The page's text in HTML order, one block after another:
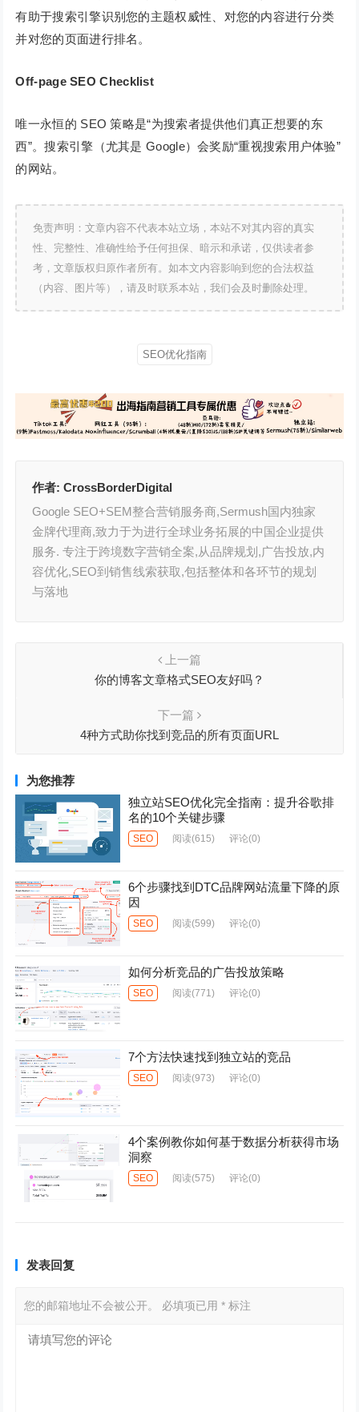
有助于搜索引擎识别您的主题权威性、对您的内容进行分类
并对您的页面进行排名。
Off-page SEO Checklist
唯一永恒的 SEO 策略是“为搜索者提供他们真正想要的东
西”。搜索引擎（尤其是 Google）会奖励“重视搜索用户体验”
的网站。
免责声明：文章内容不代表本站立场，本站不对其内容的真实
性、完整性、准确性给予任何担保、暗示和承诺，仅供读者参
考，文章版权归原作者所有。如本文内容影响到您的合法权益
（内容、图片等），请及时联系本站，我们会及时删除处理。
SEO优化指南
作者:CrossBorderDigital
Google SEO+SEM整合营销服务商,Sermush国内独家
金牌代理商,致力于为进行全球业务拓展的中国企业提供
服务. 专注于跨境数字营销全案,从品牌规划,广告投放,内
容优化,SEO到销售线索获取,包括整体和各环节的规划
与落地
上一篇
你的博客文章格式SEO友好吗？
下一篇
4种方式助你找到竞品的所有页面URL
为您推荐
独立站SEO优化完全指南：提升谷歌排
名的10个关键步骤
SEO 阅读(615) 评论(0)
6个步骤找到DTC品牌网站流量下降的原
因
SEO 阅读(599) 评论(0)
如何分析竞品的广告投放策略
SEO 阅读(771) 评论(0)
7个方法快速找到独立站的竞品
SEO 阅读(973) 评论(0)
4个案例教你如何基于数据分析获得市场
洞察
SEO 阅读(575) 评论(0)
发表回复
您的邮箱地址不会被公开。 必填项已用* 标注